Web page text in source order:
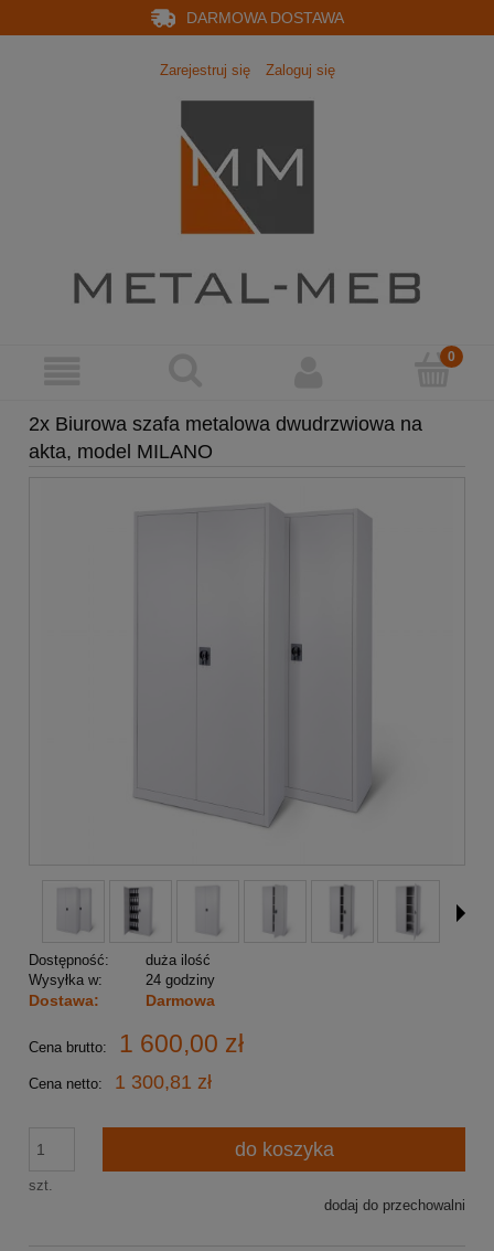
DARMOWA DOSTAWA
Zarejestruj się Zaloguj się
2x Biurowa szafa metalowa dwudrzwiowa na
akta, model MILANO
Dostępność:
duża ilość
Wysyłka w:
24 godziny
Dostawa: Darmowa
Cena brutto: 1 600,00 zł
Cena netto: 1 300,81 zł
szt.
do koszyka
dodaj do przechowalni